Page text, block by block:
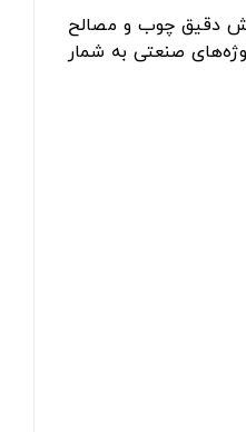
دقیق چوب و مصالح
صنعتی به شمار